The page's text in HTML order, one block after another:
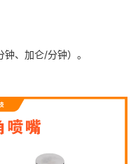
、加仑/分钟）。